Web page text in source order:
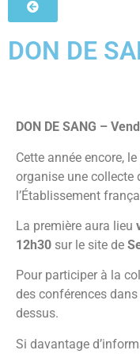
DON DE
DON DE SANG –
Cette année encore,
organise une collecte
l’Établissement
La première aura lieu
12h30 sur le site de
Pour participer à la
des conférences
dessus.
Si davantage